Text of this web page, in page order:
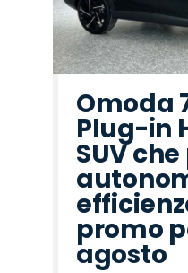
Omoda
Plug-in
SUV
promo
agosto